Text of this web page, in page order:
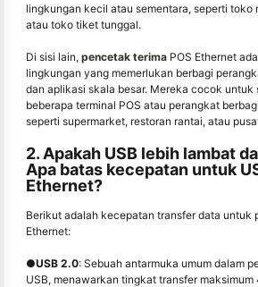
lingkungan kecil atau sementara, seperti toko
atau toko tiket tunggal.
Di sisi lain, pencetak terima POS Ethernet
lingkungan yang memerlukan berbagi
dan aplikasi skala besar. Mereka cocok untuk
beberapa terminal POS atau perangkat
seperti supermarket, restoran rantai, atau
2. Apakah USB lebih lambat
Apa batas kecepatan untuk
Ethernet?
Berikut adalah kecepatan transfer data untuk
Ethernet:
●USB 2.0: Sebuah antarmuka umum dalam
USB, menawarkan tingkat transfer maksimum